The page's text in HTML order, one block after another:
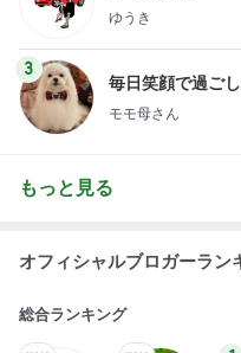
ゆうき
3
毎日笑顔で過ご
モモ母さん
もっと見る
オフィシャルブロガーラン
総合ランキング